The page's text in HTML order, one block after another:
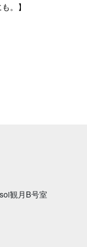
。】
観月B号室